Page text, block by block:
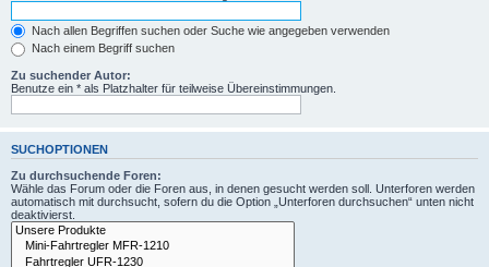
Nach allen Begriffen suchen oder Suche wie angegeben verwenden
Nach einem Begriff suchen
Zu suchender Autor:
Benutze ein * als Platzhalter für teilweise Übereinstimmungen.
SUCHOPTIONEN
Zu durchsuchende Foren:
Wähle das Forum oder die Foren aus, in denen gesucht werden soll. Unterforen werden
automatisch mit durchsucht, sofern du die Option „Unterforen durchsuchen“ unten nicht
deaktivierst.